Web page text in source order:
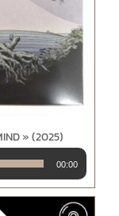
» (2025)
00:00